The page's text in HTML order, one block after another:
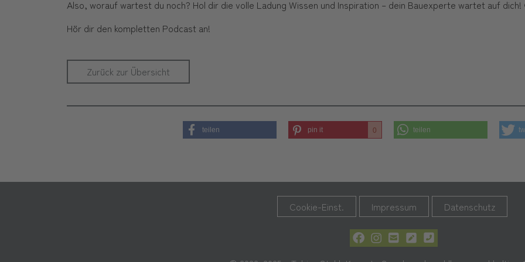
Also, worauf wartest du noch? Hol dir die volle Ladung Wissen und Inspiration – dein Bauexperte wartet auf dich!
Hör dir den kompletten Podcast an!
Zurück zur Übersicht
teilen pin it 0 teilen
Cookie-Einst. Impressum Datenschutz